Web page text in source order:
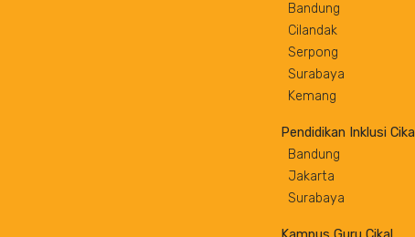
Bandung
Cilandak
Serpong
Surabaya
Kemang
Pendidikan Inklusi Cikal
Bandung
Jakarta
Surabaya